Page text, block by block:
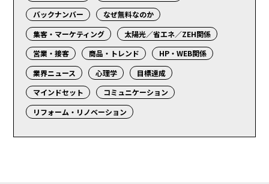
バックナンバー
なぜ無料なのか
集客・マーケティング
太陽光／省エネ／ZEH関係
営業・接客
商品・トレンド
HP・WEB関係
業界ニュース
心理学
目標達成
マインドセット
コミュニケーション
リフォーム・リノベーション